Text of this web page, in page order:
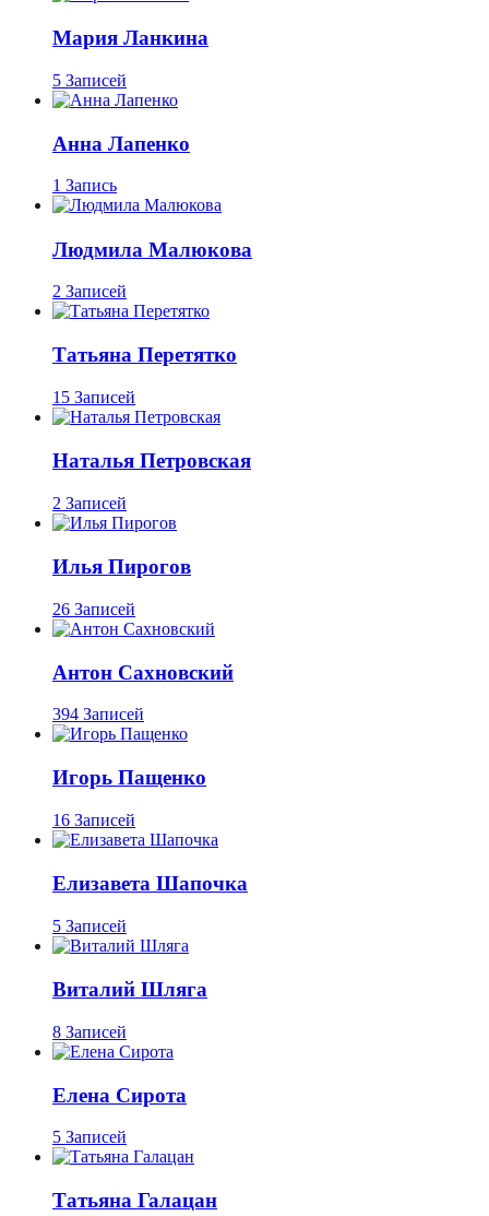
Мария Ланкина
5 Записей
Анна Лапенко
1 Запись
Людмила Малюкова
2 Записей
Татьяна Перетятко
15 Записей
Наталья Петровская
2 Записей
Илья Пирогов
26 Записей
Антон Сахновский
394 Записей
Игорь Пащенко
16 Записей
Елизавета Шапочка
5 Записей
Виталий Шляга
8 Записей
Елена Сирота
5 Записей
Татьяна Галацан